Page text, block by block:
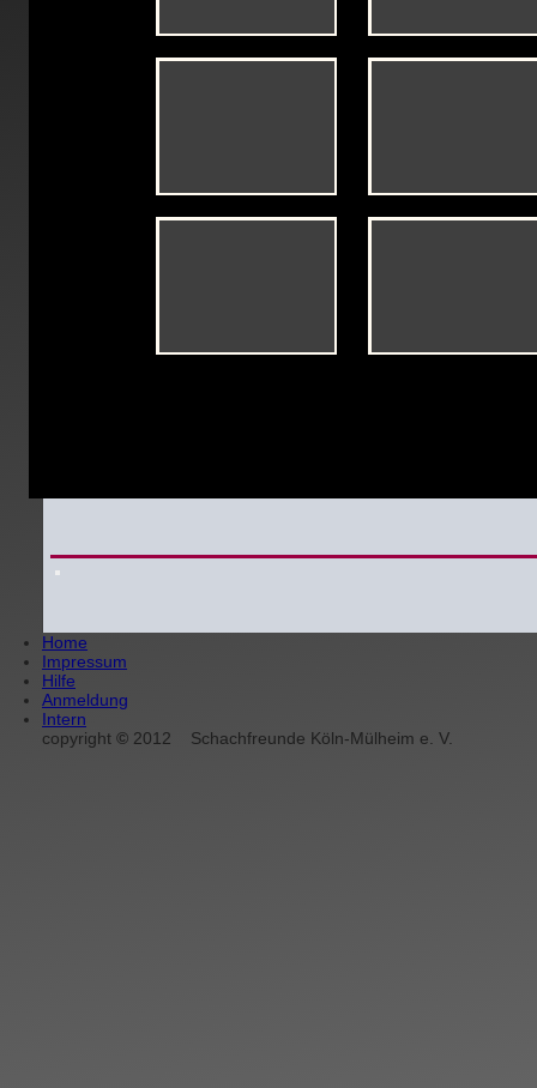
Home
Impressum
Hilfe
Anmeldung
Intern
copyright © 2012 Schachfreunde Köln-Mülheim e. V.